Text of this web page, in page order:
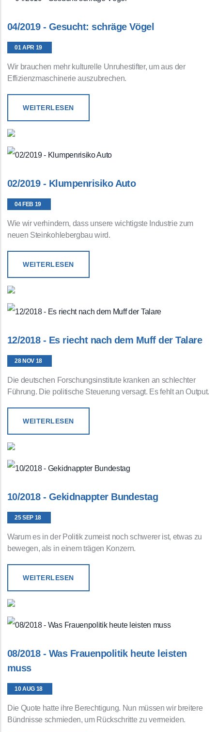
04/2019 - Gesucht: schräge Vögel
01 APR 19
Wir brauchen mehr kulturelle Unruhestifter, um aus der
Effizienzmaschinerie auszubrechen.
WEITERLESEN
02/2019 - Klumpenrisiko Auto
04 FEB 19
Wie wir verhindern, dass unsere wichtigste Industrie zum
neuen Steinkohlebergbau wird.
WEITERLESEN
12/2018 - Es riecht nach dem Muff der Talare
28 NOV 18
Die deutschen Forschungsinstitute kranken an schlechter
Führung. Die politische Steuerung versagt. Es fehlt an Output.
WEITERLESEN
10/2018 - Gekidnappter Bundestag
25 SEP 18
Warum es in der Politik zumeist noch schwerer ist, etwas zu
bewegen, als in einem trägen Konzern.
WEITERLESEN
08/2018 - Was Frauenpolitik heute leisten
muss
10 AUG 18
Die Quote hatte ihre Berechtigung. Nun müssen wir breitere
Bündnisse schmieden, um Rückschritte zu vermeiden.